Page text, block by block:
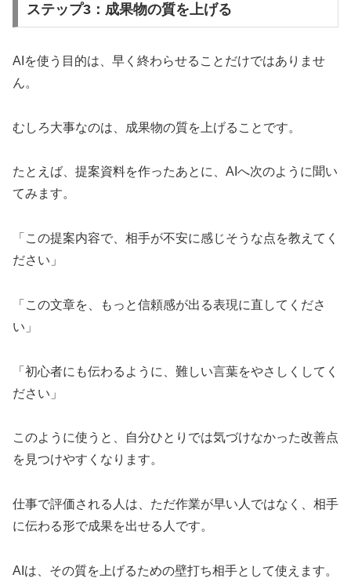
ステップ3：成果物の質を上げる
AIを使う目的は、早く終わらせることだけではありませ
ん。
むしろ大事なのは、成果物の質を上げることです。
たとえば、提案資料を作ったあとに、AIへ次のように聞い
てみます。
「この提案内容で、相手が不安に感じそうな点を教えてく
ださい」
「この文章を、もっと信頼感が出る表現に直してくださ
い」
「初心者にも伝わるように、難しい言葉をやさしくしてく
ださい」
このように使うと、自分ひとりでは気づけなかった改善点
を見つけやすくなります。
仕事で評価される人は、ただ作業が早い人ではなく、相手
に伝わる形で成果を出せる人です。
AIは、その質を上げるための壁打ち相手として使えます。